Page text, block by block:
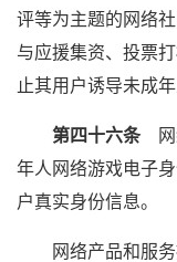
评等为主题的网络
与应援集资、投票
止其用户诱导未成
第四十六条网
年人网络游戏电子
户真实身份信息。
网络产品和服